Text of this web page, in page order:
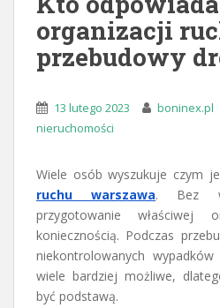
organizacji
przebudowy
13 lutego 2023 boninex.pl
nieruchomości
Wiele osób wyszukuje czym
ruchu warszawa. Bez
przygotowanie właściwej
koniecznością. Podczas
niekontrolowanych
wiele bardziej możliwe,
być podstawą.